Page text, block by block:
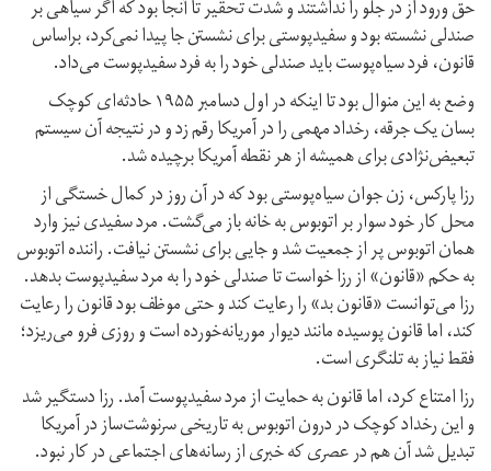
حق ورود از در جلو را نداشتند و شدت تحقیر تا آنجا بود که اگر سیاهی بر
صندلی نشسته بود و سفید‌پوستی برای نشستن جا پیدا نمی‌کرد، براساس
قانون، فرد سیاه‌پوست باید صندلی خود را به فرد سفید‌پوست می‌داد.
وضع به این منوال بود تا اینکه در اول دسامبر ۱۹۵۵ حادثه‌ای کوچک
بسان یک جرقه‌، رخداد مهمی را در آمریکا رقم زد و در نتیجه آن سیستم
تبعیض‌نژادی برای همیشه از هر نقطه آمریکا برچیده شد.
رزا پارکس، زن جوان سیاه‌پوستی بود که در آن روز در کمال خستگی از
محل کار خود سوار بر اتوبوس به خانه باز می‌گشت. مرد سفیدی نیز وارد
همان اتوبوس پر از جمعیت شد و جایی برای نشستن نیافت. راننده اتوبوس
به حکم «قانون» از رزا خواست تا صندلی خود را به مرد سفیدپوست بدهد.
رزا می‌توانست «قانون بد» را رعایت کند و حتی موظف بود قانون را رعایت
کند، اما قانون پوسیده مانند دیوار موریانه‌خورده است و روزی فرو می‌ریزد؛
فقط نیاز به تلنگری است.
رزا امتناع کرد، اما قانون به حمایت از مرد سفید‌پوست آمد. رزا دستگیر شد
و این رخداد کوچک در درون اتوبوس به تاریخی سرنوشت‌ساز در آمریکا
تبدیل شد آن هم در عصری که خبری از رسانه‌های اجتماعی در کار نبود.